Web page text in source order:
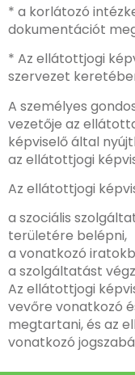
* a korlátozó
dokumentációt
* Az ellátottjogi
szervezet
A személyes
vezetője az
képviselő által
az ellátottjogi
Az ellátottjogi
a szociális
területére belépni,
a vonatkozó
a szolgáltatást
Az ellátottjogi
vevőre vonatkozó
megtartani, és az
vonatkozó